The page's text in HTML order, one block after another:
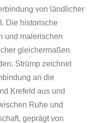
von ländlicher
Die historische
und malerischen
gleichermaßen
Strümp zeichnet
an die
Krefeld aus und
Ruhe und
geprägt von